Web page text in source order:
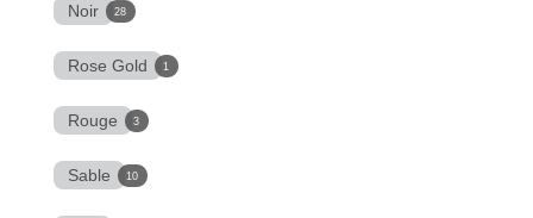
Noir 28
Rose Gold 1
Rouge 3
Sable 10